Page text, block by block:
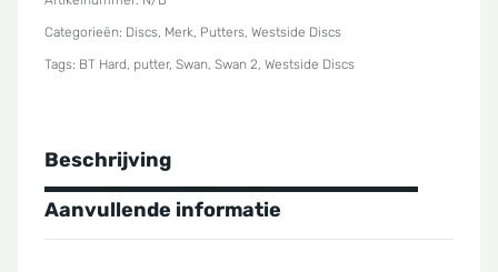
Swan
2
Categorieën: Discs, Merk, Putters, Westside Discs
Tags: BT Hard, putter, Swan, Swan 2, Westside Discs
Beschrijving
Aanvullende informatie